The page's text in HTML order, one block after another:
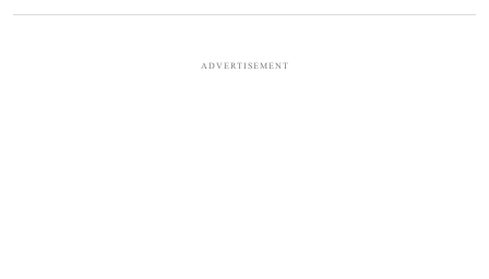
ADVERTISEMENT